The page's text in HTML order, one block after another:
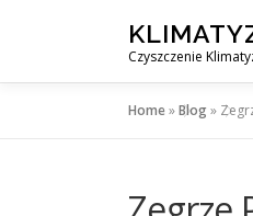
Czyszczenie
Home»Blog»